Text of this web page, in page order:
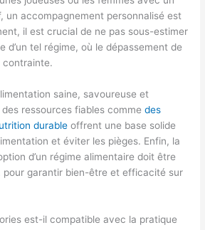
un accompagnement personnalisé est
il est crucial de ne pas sous-estimer
d’un tel régime, où le dépassement de
contrainte.
saine, savoureuse et
ressources fiables commedes
durable offrent une base solide
et éviter les pièges. Enfin, la
d’un régime alimentaire doit être
pour garantir bien-être et efficacité sur
est-il compatible avec la pratique